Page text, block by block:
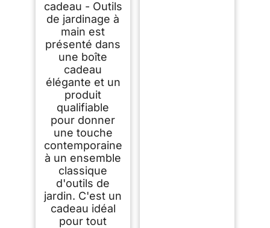
cadeau - Outils
de jardinage à
main est
présenté dans
une boîte
cadeau
élégante et un
produit
qualifiable
pour donner
une touche
contemporaine
à un ensemble
classique
d'outils de
jardin. C'est un
cadeau idéal
pour tout